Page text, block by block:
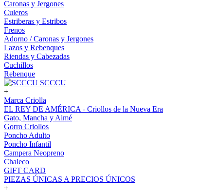
Caronas y Jergones
Culeros
Estriberas y Estribos
Frenos
Adorno / Caronas y Jergones
Lazos y Rebenques
Riendas y Cabezadas
Cuchillos
Rebenque
SCCCU
+
Marca Criolla
EL REY DE AMÉRICA - Criollos de la Nueva Era
Gato, Mancha y Aimé
Gorro Criollos
Poncho Adulto
Poncho Infantil
Campera Neopreno
Chaleco
GIFT CARD
PIEZAS ÚNICAS A PRECIOS ÚNICOS
+